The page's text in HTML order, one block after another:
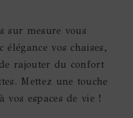
sur mesure vous
vos chaises,
rajouter du confort
Mettez une touche
vos espaces de vie !